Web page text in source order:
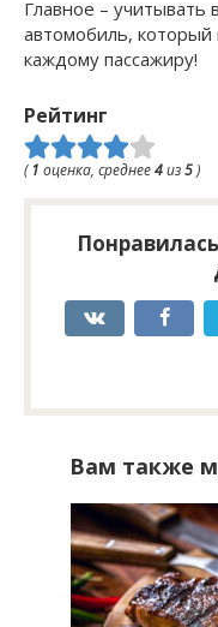
Главное –
автомобиль, который
каждому пассажиру!
Рейтинг
(1 оценка, среднее4из5)
Вам также